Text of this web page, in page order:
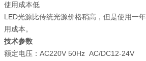
使用成本低
LED光源比传统光源价格稍高，但是使用一
用成本。
技术参数
额定电压：AC220V 50Hz AC/DC12-24V